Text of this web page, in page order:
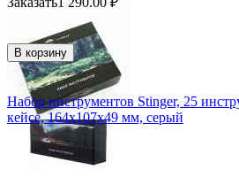
В корзину
Набор инструментов Stinger, 25
кейсе, 164x107x49 мм, серый